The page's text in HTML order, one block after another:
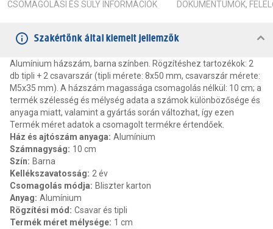
CSOMAGOLÁSI ÉS SÚLY INFORMÁCIÓK DOKUMENTUMOK,
Szakértőnk által kiemelt jellemzők
Alumínium házszám, barna színben. Rögzítéshez tartozékok: 2
db tipli + 2 csavarszár (tipli mérete: 8x50 mm, csavarszár mérete:
M5x35 mm). A házszám magassága csomagolás nélkül: 10 cm; a
termék szélesség és mélység adata a számok különbözősége és
anyaga miatt, valamint a gyártás során változhat, így ezen
Termék méret adatok a csomagolt termékre értendőek.
Ház és ajtószám anyaga: Alumínium
Számnagyság: 10 cm
Szín: Barna
Kellékszavatosság: 2 év
Csomagolás módja: Bliszter karton
Anyag: Alumínium
Rögzítési mód : Csavar és tipli
Termék méret mélysége: 1 cm